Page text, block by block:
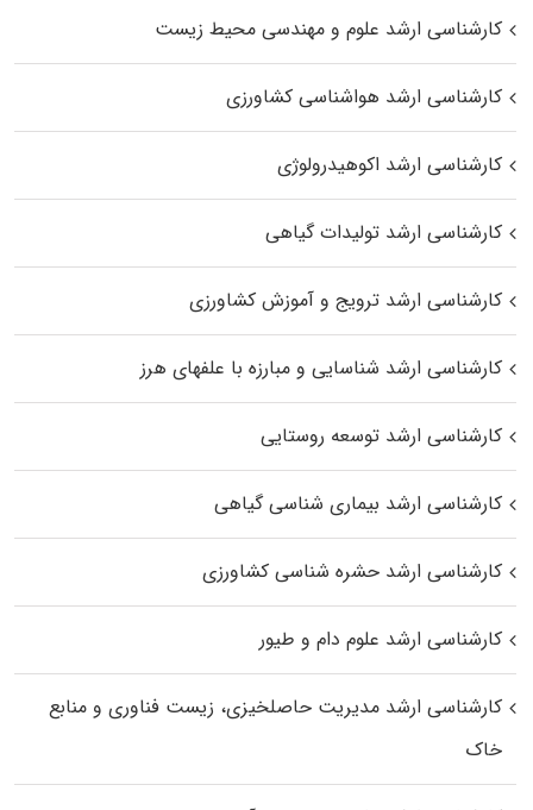
کارشناسی ارشد علوم و مهندسی محیط زیست
کارشناسی ارشد هواشناسی کشاورزی
کارشناسی ارشد اکوهیدرولوژی
کارشناسی ارشد تولیدات گیاهی
کارشناسی ارشد ترویج و آموزش کشاورزی
کارشناسی ارشد شناسایی و مبارزه با علفهای هرز
کارشناسی ارشد توسعه روستایی
کارشناسی ارشد بیماری‌ شناسی گیاهی
کارشناسی ارشد حشره‌ شناسی کشاورزی
کارشناسی ارشد علوم دام و طیور
کارشناسی ارشد مدیریت حاصلخیزی، زیست فناوری و منابع
خاک